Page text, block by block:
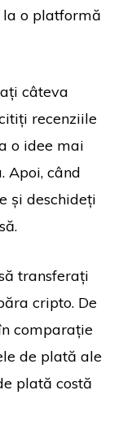
la o platformă
câteva
recenziile
o idee mai
Apoi, când
și deschideți
transferați
cripto. De
comparație
de plată ale
plată costă